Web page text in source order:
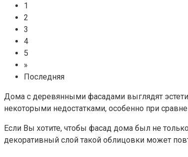
1
2
3
4
5
»
Последняя
Дома с деревянными фасадами выглядят
некоторыми недостатками, особенно при
Если Вы хотите, чтобы фасад дома был не
декоративный слой такой облицовки может